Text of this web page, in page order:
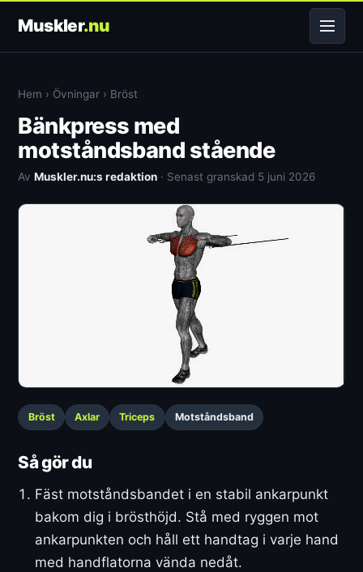
Muskler.nu
Hem › Övningar › Bröst
Bänkpress med
motståndsband stående
AvMuskler.nu:s redaktion · Senast granskad 5 juni 2026
Bröst Axlar Triceps Motståndsband
Så gör du
Fäst motståndsbandet i en stabil ankarpunkt
bakom dig i brösthöjd. Stå med ryggen mot
ankarpunkten och håll ett handtag i varje hand
med handflatorna vända nedåt.